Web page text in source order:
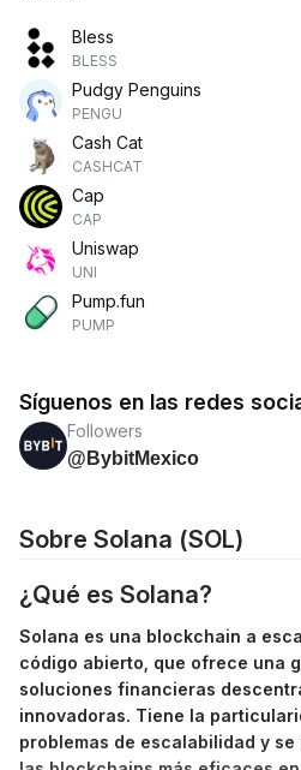
Bless
BLESS
Pudgy Penguins
PENGU
Cash Cat
CASHCAT
Cap
CAP
Uniswap
UNI
Pump.fun
PUMP
Síguenos en las redes
Followers
@BybitMexico
Sobre Solana (SOL)
¿Qué es Solana?
Solana es una blockchain a
código abierto, que ofrece una
soluciones financieras
innovadoras. Tiene la
problemas de escalabilidad y